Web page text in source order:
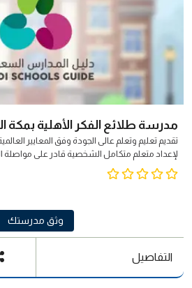
مدرسة طلائع الفكر الأهلية بمكة
تقديم تعليم وتعلم عالى الجودة وفق المعايير
لإعداد متعلم متكامل الشخصية قادر على مواصلة
المجتمع والوطن والأمة.
وثق مدرستك
التفاصيل